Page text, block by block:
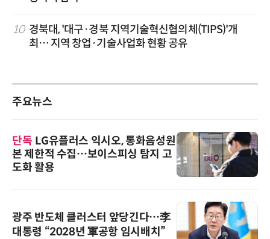
10 경북대, '대구·경북 지역기술혁신협의체(TIPS)'개
최… 지역 창업·기술사업화 현황 공유
주요뉴스
단독 LG유플러스 익시오, 통화음성원
본 제한적 수집…보이스피싱 탐지 고
도화 활용
광주 반도체 클러스터 앞당긴다…李
대통령 “2028년 軍공항 임시배치”